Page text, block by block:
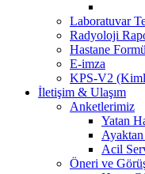
Laboratuvar
Radyoloji
Hastane
E-imza
KPS-V2
İletişim & Ulaşım
Anketlerimiz
Yatan
Acil
Öneri ve